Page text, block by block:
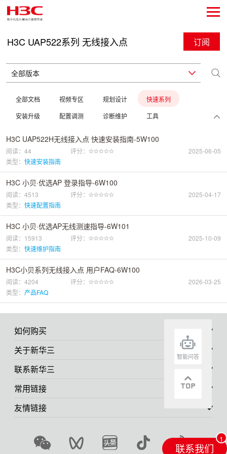
H3C UAP522系列 无线接入点 订阅
全部文档 视频专区 规划设计
快速系列
安装升级
配置调测 诊断维护 工具
H3C UAP522H无线接入点 快速安装指南-5W100
阅读：44 评分：
2025-06-05
类型： 快速安装指南
H3C 小贝·优选AP 登录指导-6W100
阅读：4513 评分：
2025-04-17
类型： 快速配置指南
H3C 小贝·优选AP无线测速指导-6W101
阅读：15913 评分：
2025-10-09
类型： 快速维护指南
H3C小贝系列无线接入点 用户FAQ-6W100
阅读：4204 评分：
2026-03-25
类型： 产品FAQ
如何购买
关于新华三
联系新华三
常用链接
友情链接
联系我们
智能问答